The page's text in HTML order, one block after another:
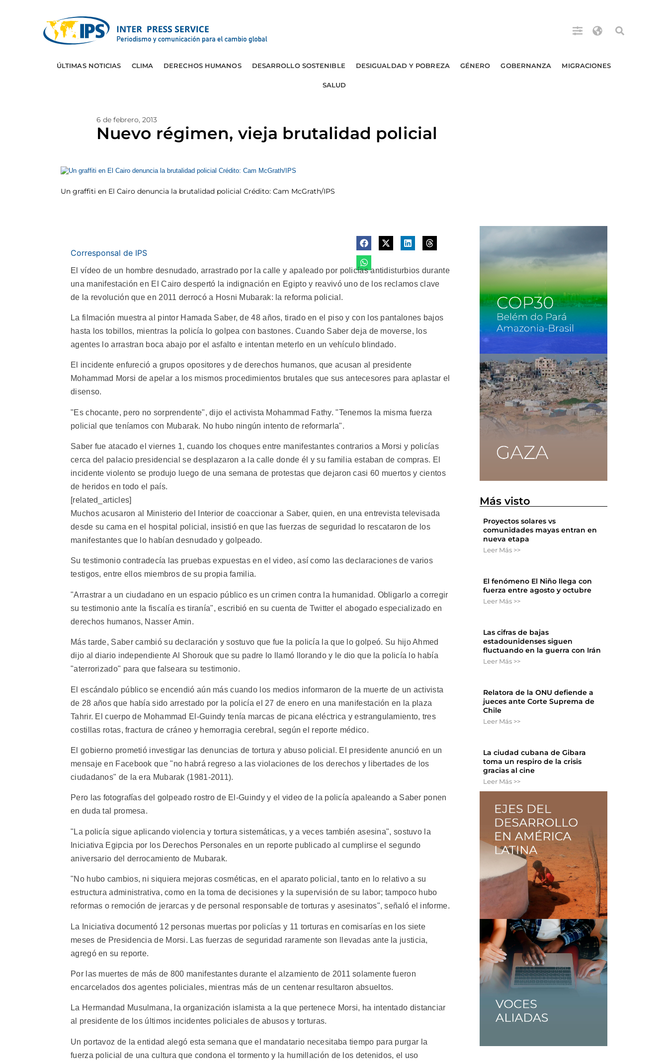
ÚLTIMAS NOTICIAS CLIMA DERECHOS HUMANOS DESARROLLO SOSTENIBLE DESIGUALDAD Y POBREZA GÉNERO GOBERNANZA MIGRACIONES
SALUD
6 de febrero, 2013
Nuevo régimen, vieja brutalidad policial
Un graffiti en El Cairo denuncia la brutalidad policial Crédito: Cam McGrath/IPS
Corresponsal de IPS
El vídeo de un hombre desnudado, arrastrado por la calle y apaleado por policías antidisturbios durante
una manifestación en El Cairo despertó la indignación en Egipto y reavivó uno de los reclamos clave
de la revolución que en 2011 derrocó a Hosni Mubarak: la reforma policial.
La filmación muestra al pintor Hamada Saber, de 48 años, tirado en el piso y con los pantalones bajos
hasta los tobillos, mientras la policía lo golpea con bastones. Cuando Saber deja de moverse, los
agentes lo arrastran boca abajo por el asfalto e intentan meterlo en un vehículo blindado.
El incidente enfureció a grupos opositores y de derechos humanos, que acusan al presidente
Mohammad Morsi de apelar a los mismos procedimientos brutales que sus antecesores para aplastar el
disenso.
"Es chocante, pero no sorprendente", dijo el activista Mohammad Fathy. "Tenemos la misma fuerza
policial que teníamos con Mubarak. No hubo ningún intento de reformarla".
Saber fue atacado el viernes 1, cuando los choques entre manifestantes contrarios a Morsi y policías
cerca del palacio presidencial se desplazaron a la calle donde él y su familia estaban de compras. El
incidente violento se produjo luego de una semana de protestas que dejaron casi 60 muertos y cientos
de heridos en todo el país.
[related_articles]
Muchos acusaron al Ministerio del Interior de coaccionar a Saber, quien, en una entrevista televisada
desde su cama en el hospital policial, insistió en que las fuerzas de seguridad lo rescataron de los
manifestantes que lo habían desnudado y golpeado.
Su testimonio contradecía las pruebas expuestas en el video, así como las declaraciones de varios
testigos, entre ellos miembros de su propia familia.
"Arrastrar a un ciudadano en un espacio público es un crimen contra la humanidad. Obligarlo a corregir
su testimonio ante la fiscalía es tiranía", escribió en su cuenta de Twitter el abogado especializado en
derechos humanos, Nasser Amin.
Más tarde, Saber cambió su declaración y sostuvo que fue la policía la que lo golpeó. Su hijo Ahmed
dijo al diario independiente Al Shorouk que su padre lo llamó llorando y le dio que la policía lo había
"aterrorizado" para que falseara su testimonio.
El escándalo público se encendió aún más cuando los medios informaron de la muerte de un activista
de 28 años que había sido arrestado por la policía el 27 de enero en una manifestación en la plaza
Tahrir. El cuerpo de Mohammad El-Guindy tenía marcas de picana eléctrica y estrangulamiento, tres
costillas rotas, fractura de cráneo y hemorragia cerebral, según el reporte médico.
El gobierno prometió investigar las denuncias de tortura y abuso policial. El presidente anunció en un
mensaje en Facebook que "no habrá regreso a las violaciones de los derechos y libertades de los
ciudadanos" de la era Mubarak (1981-2011).
Pero las fotografías del golpeado rostro de El-Guindy y el video de la policía apaleando a Saber ponen
en duda tal promesa.
"La policía sigue aplicando violencia y tortura sistemáticas, y a veces también asesina", sostuvo la
Iniciativa Egipcia por los Derechos Personales en un reporte publicado al cumplirse el segundo
aniversario del derrocamiento de Mubarak.
"No hubo cambios, ni siquiera mejoras cosméticas, en el aparato policial, tanto en lo relativo a su
estructura administrativa, como en la toma de decisiones y la supervisión de su labor; tampoco hubo
reformas o remoción de jerarcas y de personal responsable de torturas y asesinatos", señaló el informe.
La Iniciativa documentó 12 personas muertas por policías y 11 torturas en comisarías en los siete
meses de Presidencia de Morsi. Las fuerzas de seguridad raramente son llevadas ante la justicia,
agregó en su reporte.
Por las muertes de más de 800 manifestantes durante el alzamiento de 2011 solamente fueron
encarcelados dos agentes policiales, mientras más de un centenar resultaron absueltos.
La Hermandad Musulmana, la organización islamista a la que pertenece Morsi, ha intentado distanciar
al presidente de los últimos incidentes policiales de abusos y torturas.
Un portavoz de la entidad alegó esta semana que el mandatario necesitaba tiempo para purgar la
fuerza policial de una cultura que condona el tormento y la humillación de los detenidos, el uso
Más visto
Proyectos solares vs
comunidades mayas entran en
nueva etapa
Leer Más >>
El fenómeno El Niño llega con
fuerza entre agosto y octubre
Leer Más >>
Las cifras de bajas
estadounidenses siguen
fluctuando en la guerra con Irán
Leer Más >>
Relatora de la ONU defiende a
jueces ante Corte Suprema de
Chile
Leer Más >>
La ciudad cubana de Gibara
toma un respiro de la crisis
gracias al cine
Leer Más >>